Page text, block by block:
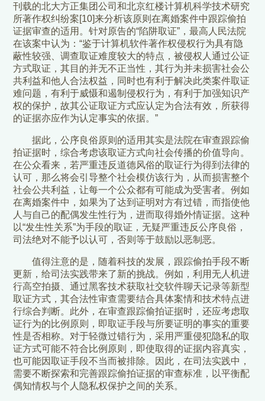
刊载的北大方正集团公司和北京红楼计算机科学技术研究
所著作权纠纷案[10]来分析该原则在离婚案件中跟踪偷拍
证据审查的适用。针对原告的“陷阱取证”，最高人民法院
在该案中认为：“鉴于计算机软件著作权侵权行为具有隐
蔽性较强、调查取证难度较大的特点，被侵权人通过公证
方式取证，其目的并无不正当性，其行为并未损害社会公
共利益和他人合法权益，同时也有利于解决此类案件取证
难问题，有利于威慑和遏制侵权行为，有利于加强知识产
权的保护，故其公证取证方式应认定为合法有效，所获得
的证据亦应作为认定事实的依据。”
据此，公序良俗原则的适用其实是法院在审查跟踪偷
拍证据时，综合考虑该取证方式向社会传播的价值导向。
在公众看来，若严重违反道德风俗的取证行为得到法律的
认可，那么将会引导整个社会模仿该行为，从而损害整个
社会公共利益，让每一个公众都有可能成为受害者。例如
在离婚案件中，如果为了达到证明对方有过错，而指使他
人与自己的配偶发生性行为，进而取得婚外情证据。这种
以“发生性关系”为手段的取证，无疑严重违反公序良俗，
司法绝对不能予以认可，否则等于鼓励以恶制恶。
值得注意的是，随着科技的发展，跟踪偷拍手段不断
更新，给司法实践带来了新的挑战。例如，利用无人机进
行高空拍摄、通过黑客技术获取社交软件聊天记录等新型
取证方式，其合法性审查需要结合具体案情和技术特点进
行综合判断。此外，在审查跟踪偷拍证据时，还应考虑取
证行为的比例原则，即取证手段与所要证明的事实的重要
性是否相称。对于轻微过错行为，采用严重侵犯隐私的取
证方式可能不符合比例原则，即使取得的证据内容真实，
也可能因取证手段不当而被排除。因此，在司法实践中，
需要不断探索和完善跟踪偷拍证据的审查标准，以平衡配
偶知情权与个人隐私权保护之间的关系。